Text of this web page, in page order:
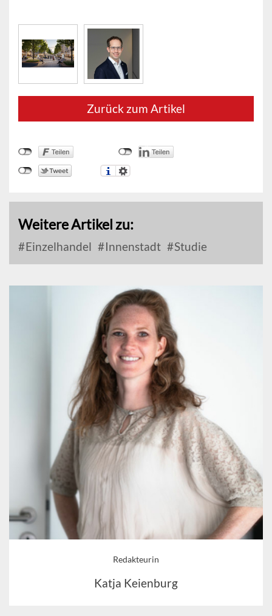
Zurück zum Artikel
Weitere Artikel zu:
Einzelhandel Innenstadt Studie
Redakteurin
Katja Keienburg